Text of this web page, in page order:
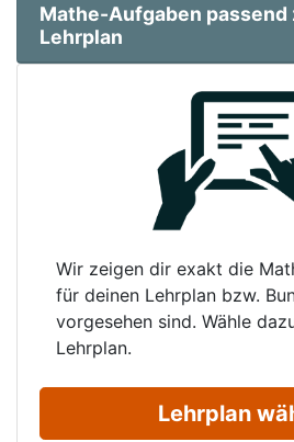
Mathe-Aufgaben passend
Lehrplan
Wir zeigen dir exakt die
für deinen Lehrplan bzw.
vorgesehen sind. Wähle
Lehrplan.
Lehrplan